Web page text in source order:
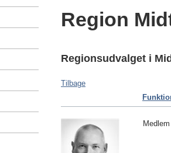
Region
Regionsudvalget i
Tilbage
Medlem